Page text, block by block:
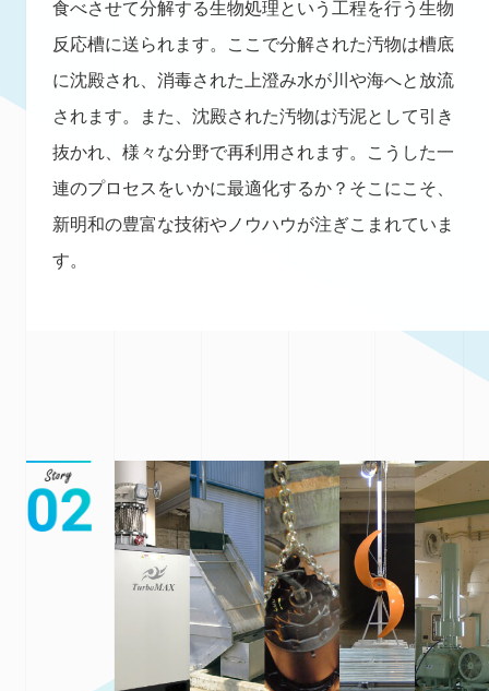
食べさせて分解する生物処理という工程を行う生物
反応槽に送られます。ここで分解された汚物は槽底
に沈殿され、消毒された上澄み水が川や海へと放流
されます。また、沈殿された汚物は汚泥として引き
抜かれ、様々な分野で再利用されます。こうした一
連のプロセスをいかに最適化するか？そこにこそ、
新明和の豊富な技術やノウハウが注ぎこまれていま
す。